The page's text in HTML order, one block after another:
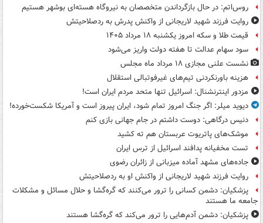
روس‌اتم: در حال بازگرداندن متخصصان به نیروگاه هسته‌ای بوشهر هستیم
روایت فرزند شهید لاریجانی از واکنش پدرش به ردصلاحیتش
قیمت طلا و سکه امروز یکشنبه ۱۸ مرداد ۱۴۰۵
سود سهام عدالت تا هفته دولت واریز می‌شود
نشست علنی مجازی ۱۸ مرداد ماه مجلس
هزینه باورنکردنی تیم‌های غیرفوتبالی استقلال
مزدور اینترنشنال: اسرائیل تنها متحد مردم ایران است!
دیوید میلر: اگر جنگ امروز تمام شود، ایران پیروز است و آمریکا شکست‌خورده!
دنیس درگاهی: دوست داشتم در جام جهانی بازی کنم
موشک‌های پاتریوت عربستان هم ته‌ کشید
تست مخفیانه پدافند اسرائیل از ترس ایران
جاده‌های مشهد آماده میزبانی از زائران رضوی
روایت فرزند شهید لاریجانی از واکنش او به ردصلاحیتش
پزشکیان: دشمن کسانی را ترور می‌کنند که گره‌گشا و حلال مسائل و مشکلات
جامعه ما هستند
پزشکیان: دشمن آدم‌هایی را ترور می‌کند که گره‌گشا هستند